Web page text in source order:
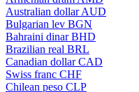
Australian dollar AUD
Bulgarian lev BGN
Bahraini dinar BHD
Brazilian real BRL
Canadian dollar CAD
Swiss franc CHF
Chilean peso CLP